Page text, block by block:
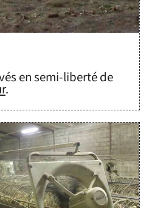
en semi-liberté de
.